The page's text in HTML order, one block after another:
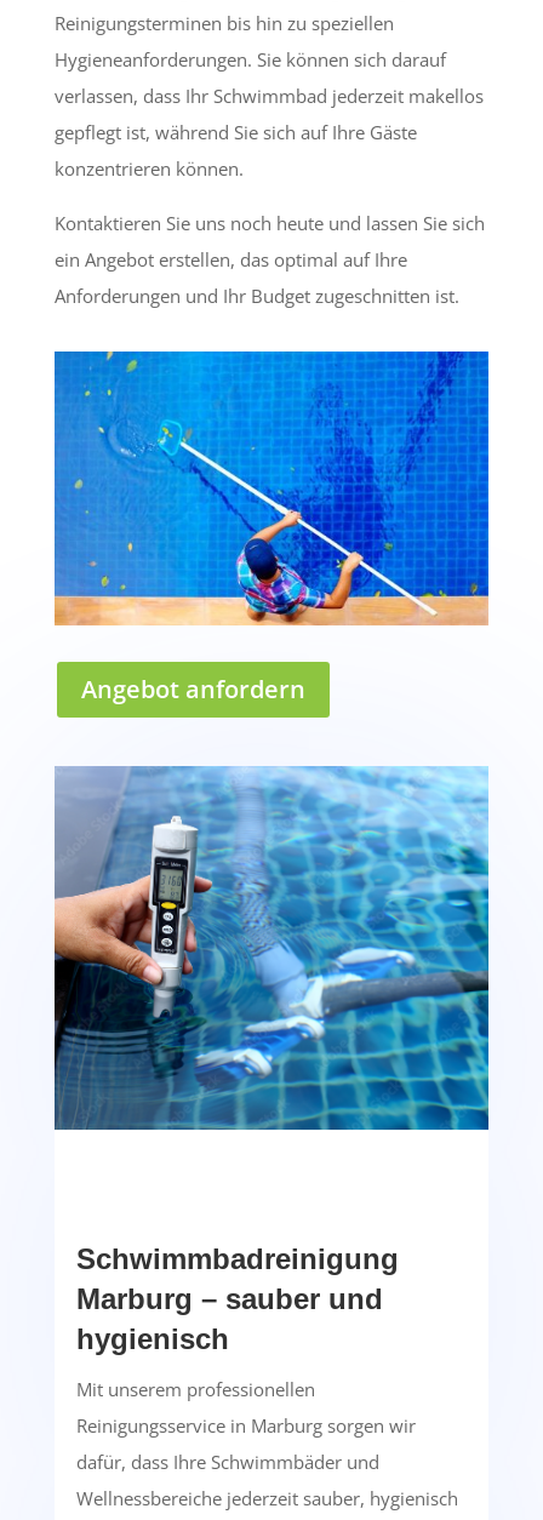
Reinigungsterminen bis hin zu speziellen
Hygieneanforderungen. Sie können sich darauf
verlassen, dass Ihr Schwimmbad jederzeit makellos
gepflegt ist, während Sie sich auf Ihre Gäste
konzentrieren können.
Kontaktieren Sie uns noch heute und lassen Sie sich
ein Angebot erstellen, das optimal auf Ihre
Anforderungen und Ihr Budget zugeschnitten ist.
Angebot anfordern
Schwimmbadreinigung
Marburg – sauber und
hygienisch
Mit unserem professionellen
Reinigungsservice in Marburg sorgen wir
dafür, dass Ihre Schwimmbäder und
Wellnessbereiche jederzeit sauber, hygienisch